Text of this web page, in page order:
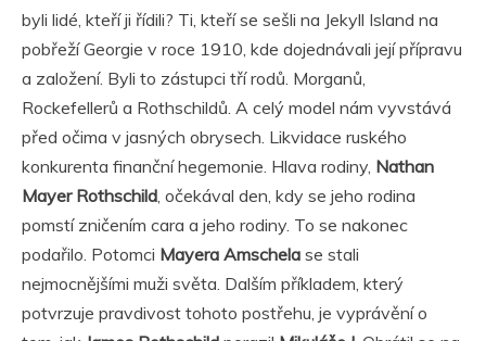
byli lidé, kteří ji řídili? Ti, kteří se sešli na Jekyll Island na
pobřeží Georgie v roce 1910, kde dojednávali její přípravu
a založení. Byli to zástupci tří rodů. Morganů,
Rockefellerů a Rothschildů. A celý model nám vyvstává
před očima v jasných obrysech. Likvidace ruského
konkurenta finanční hegemonie. Hlava rodiny, Nathan
Mayer Rothschild, očekával den, kdy se jeho rodina
pomstí zničením cara a jeho rodiny. To se nakonec
podařilo. Potomci Mayera Amschela se stali
nejmocnějšími muži světa. Dalším příkladem, který
potvrzuje pravdivost tohoto postřehu, je vyprávění o